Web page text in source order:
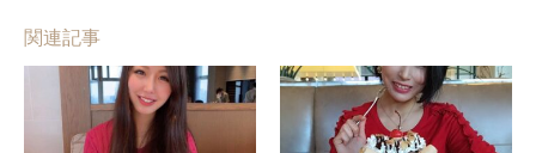
関連記事